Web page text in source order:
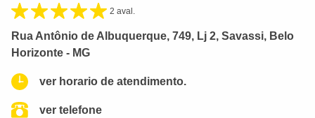
2 aval.
Rua Antônio de Albuquerque, 749, Lj 2, Savassi, Belo
Horizonte - MG
ver horario de atendimento.
ver telefone